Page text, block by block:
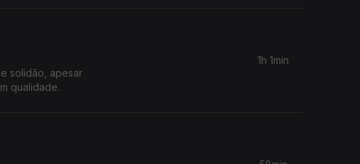
solidão, apesar
qualidade.
1h 1min